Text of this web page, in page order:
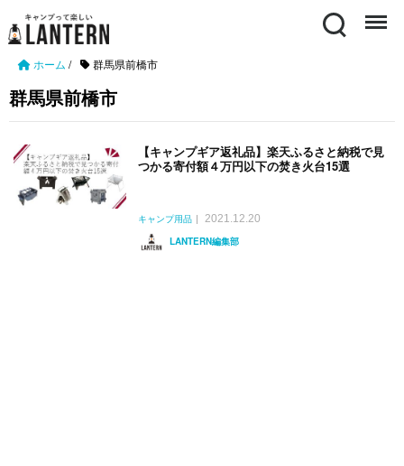
Search Menu
ホーム / 群馬県前橋市
群馬県前橋市
【キャンプギア返礼品】楽天ふるさと納税で見
つかる寄付額４万円以下の焚き火台15選
キャンプ用品
2021.12.20
LANTERN編集部